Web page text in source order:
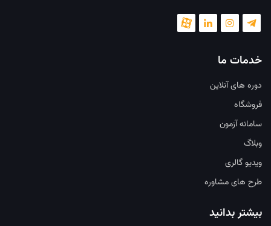
خدمات ما
دوره های آنلاین
فروشگاه
سامانه آزمون
وبلاگ
ویدیو گالری
طرح های مشاوره
بیشتر بدانید